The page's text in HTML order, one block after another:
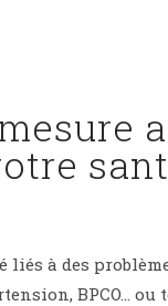
liés à des
BPCO…